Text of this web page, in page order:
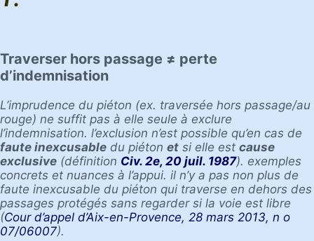
Traverser hors passage ≠ perte
d’indemnisation
L’imprudence du piéton (ex. traversée hors passage/au
rouge) ne suffit pas à elle seule à exclure
l’indemnisation. l’exclusion n’est possible qu’en cas de
faute inexcusable du piéton et si elle est cause
exclusive (définition Civ. 2e, 20 juil. 1987). exemples
concrets et nuances à l’appui. il n’y a pas non plus de
faute inexcusable du piéton qui traverse en dehors des
passages protégés sans regarder si la voie est libre
(Cour d’appel d’Aix-en-Provence, 28 mars 2013, n o
07/06007).